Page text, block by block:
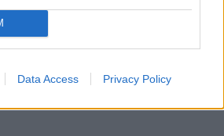
Data Access Privacy Policy
gerti, tvarkytis su
visiškai atsisakyti
smegenys, išsigrynino